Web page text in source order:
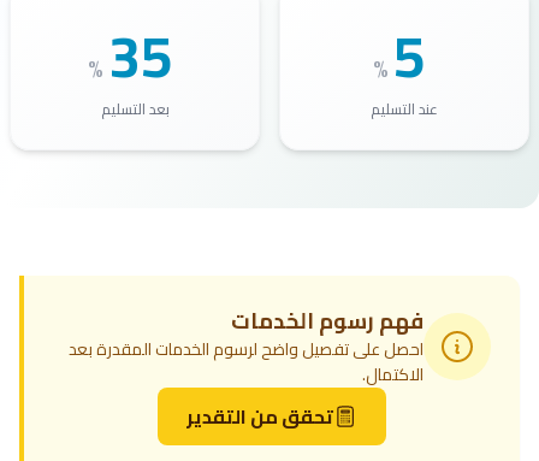
5
%
عند التسليم 35
%
بعد التسليم
فهم رسوم الخدمات
احصل على تفصيل واضح لرسوم الخدمات المقدرة بعد
الاكتمال.
تحقق من التقدير